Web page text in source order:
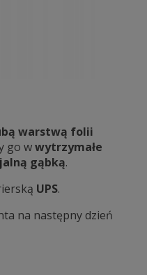
warstwą folii
go wwytrzymałe
gąbką.
UPS.
na następny dzień